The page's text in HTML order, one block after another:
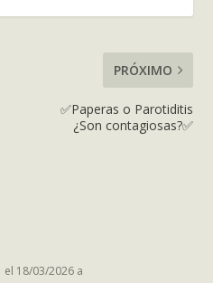
PRÓXIMO
✅Paperas o Parotiditis
¿Son contagiosas?✅
el 18/03/2026 a